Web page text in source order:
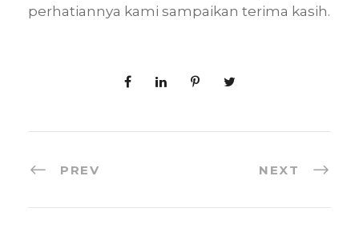
perhatiannya kami sampaikan terima kasih.
PREV NEXT